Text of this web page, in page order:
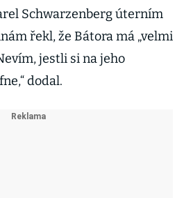
Schwarzenberg úterním
řekl, že Bátora má „velmi
jestli si na jeho
dodal.